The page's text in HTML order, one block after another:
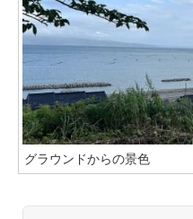
グラウンドからの景色